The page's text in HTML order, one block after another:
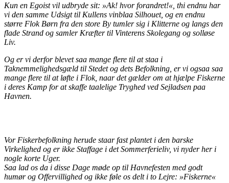
Kun en Egoist vil udbryde sit: »Ak! hvor forandret!«, thi endnu har
vi den samme Udsigt til Kullens vinblaa Silhouet, og en endnu
større Flok Børn fra den store By tumler sig i Klitterne og langs den
flade Strand og samler Kræfter til Vinterens Skolegang og solløse
Liv.
Og er vi derfor blevet saa mange flere til at staa i
Taknemmelighedsgæld til Stedet og dets Befolkning, er vi ogsaa saa
mange flere til at løfte i Flok, naar det gælder om at hjælpe Fiskerne
i deres Kamp for at skaffe taalelige Tryghed ved Sejladsen paa
Havnen.
Vor Fiskerbefolkning herude staar fast plantet i den barske
Virkelighed og er ikke Staffage i det Sommerferieliv, vi nyder her i
nogle korte Uger.
Saa lad os da i disse Dage møde op til Havnefesten med godt
humør og Offervillighed og ikke føle os delt i to Lejre: »Fiskerne«